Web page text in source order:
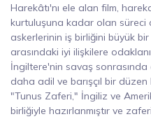
Harekâtı'nı ele alan film,
kurtuluşuna kadar olan süreci
askerlerinin iş birliğini büyük
arasındaki iyi ilişkilere
İngiltere'nin savaş
daha adil ve barışçıl bir
"Tunus Zaferi," İngiliz ve
birliğiyle hazırlanmıştır ve